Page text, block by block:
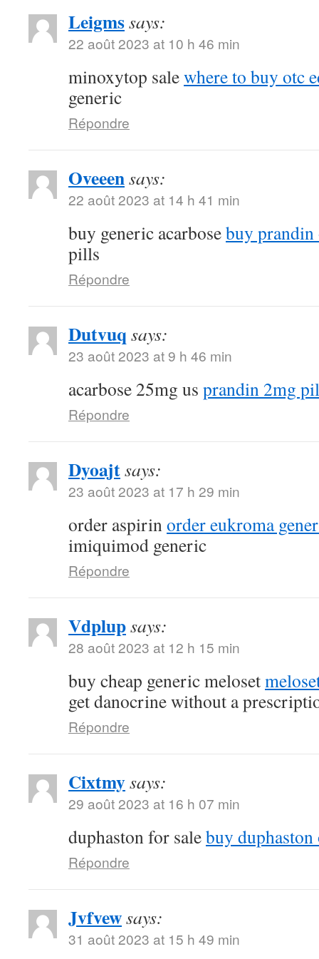
Leigmssays:
22 août 2023 at 10 h 46 min
minoxytop salewhere to buy otc
generic
Répondre
Oveeensays:
22 août 2023 at 14 h 41 min
buy generic acarbosebuy
pills
Répondre
Dutvuq says:
23 août 2023 at 9 h 46 min
acarbose 25mg us prandin 2mg
Répondre
Dyoajtsays:
23 août 2023 at 17 h 29 min
order aspirinorder eukroma
imiquimod generic
Répondre
Vdplupsays:
28 août 2023 at 12 h 15 min
buy cheap generic meloset
get danocrine without a
Répondre
Cixtmysays:
29 août 2023 at 16 h 07 min
duphaston for salebuy
Répondre
Jvfvewsays:
31 août 2023 at 15 h 49 min